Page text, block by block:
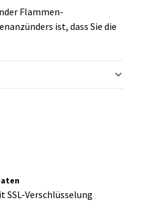
Flammen-
ist, dass Sie die
SSL-Verschlüsselung